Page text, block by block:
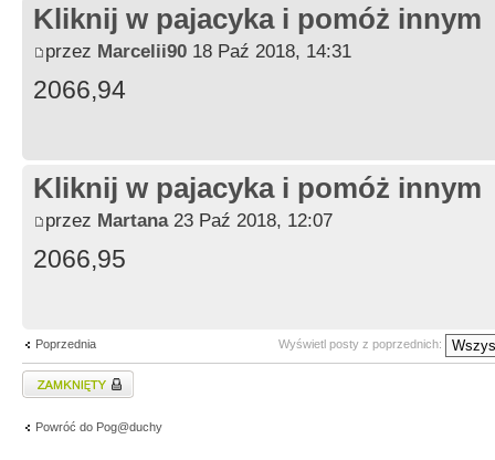
Kliknij w pajacyka i pomóż innym
przez Marcelii90 18 Paź 2018, 14:31
2066,94
Kliknij w pajacyka i pomóż innym
przez Martana23 Paź 2018, 12:07
2066,95
Poprzednia Wyświetl posty z poprzednich:
Zablokowany temat
Powróć do Pog@duchy